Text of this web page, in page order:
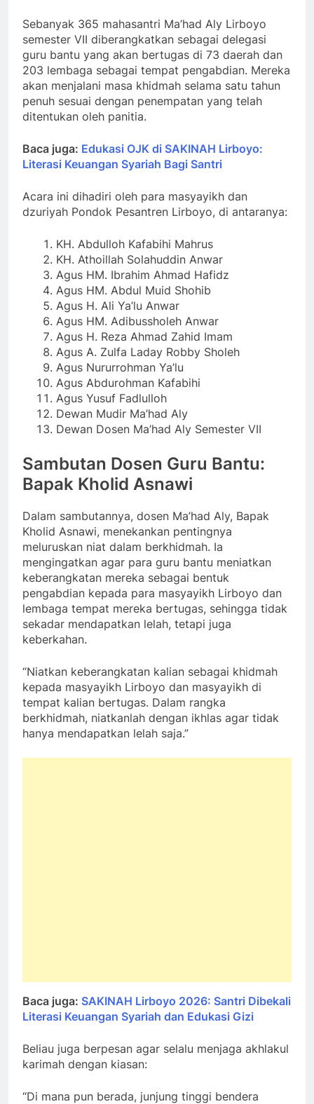
Sebanyak 365 mahasantri Ma’had Aly Lirboyo
semester VII diberangkatkan sebagai delegasi
guru bantu yang akan bertugas di 73 daerah dan
203 lembaga sebagai tempat pengabdian. Mereka
akan menjalani masa khidmah selama satu tahun
penuh sesuai dengan penempatan yang telah
ditentukan oleh panitia.
Baca juga: Edukasi OJK di SAKINAH Lirboyo:
Literasi Keuangan Syariah Bagi Santri
Acara ini dihadiri oleh para masyayikh dan
dzuriyah Pondok Pesantren Lirboyo, di antaranya:
KH. Abdulloh Kafabihi Mahrus
KH. Athoillah Solahuddin Anwar
Agus HM. Ibrahim Ahmad Hafidz
Agus HM. Abdul Muid Shohib
Agus H. Ali Ya’lu Anwar
Agus HM. Adibussholeh Anwar
Agus H. Reza Ahmad Zahid Imam
Agus A. Zulfa Laday Robby Sholeh
Agus Nururrohman Ya’lu
Agus Abdurohman Kafabihi
Agus Yusuf Fadlulloh
Dewan Mudir Ma’had Aly
Dewan Dosen Ma’had Aly Semester VII
Sambutan Dosen Guru Bantu:
Bapak Kholid Asnawi
Dalam sambutannya, dosen Ma’had Aly, Bapak
Kholid Asnawi, menekankan pentingnya
meluruskan niat dalam berkhidmah. Ia
mengingatkan agar para guru bantu meniatkan
keberangkatan mereka sebagai bentuk
pengabdian kepada para masyayikh Lirboyo dan
lembaga tempat mereka bertugas, sehingga tidak
sekadar mendapatkan lelah, tetapi juga
keberkahan.
“Niatkan keberangkatan kalian sebagai khidmah
kepada masyayikh Lirboyo dan masyayikh di
tempat kalian bertugas. Dalam rangka
berkhidmah, niatkanlah dengan ikhlas agar tidak
hanya mendapatkan lelah saja.”
Baca juga: SAKINAH Lirboyo 2026: Santri Dibekali
Literasi Keuangan Syariah dan Edukasi Gizi
Beliau juga berpesan agar selalu menjaga akhlakul
karimah dengan kiasan:
“Di mana pun berada, junjung tinggi bendera